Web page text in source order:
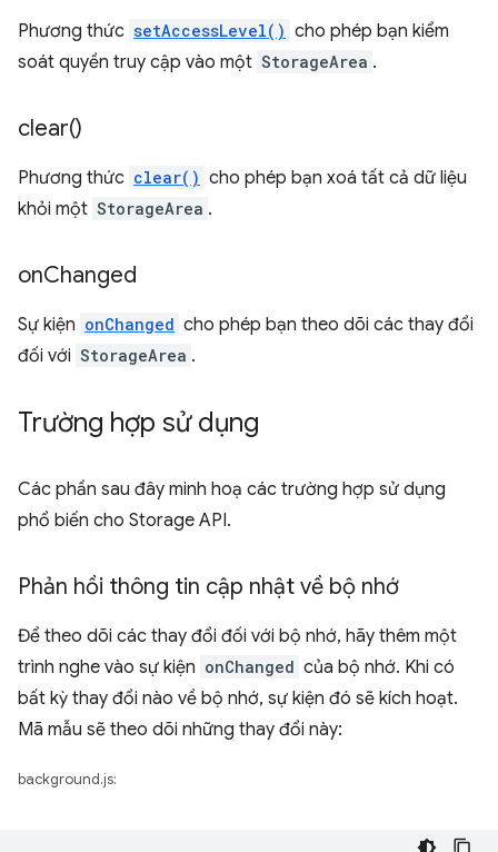
Phương thức setAccessLevel() cho phép bạn kiểm
soát quyền truy cập vào một StorageArea .
clear()
Phương thức clear() cho phép bạn xoá tất cả dữ liệu
khỏi một StorageArea .
onChanged
Sự kiện onChanged cho phép bạn theo dõi các thay đổi
đối với StorageArea .
Trường hợp sử dụng
Các phần sau đây minh hoạ các trường hợp sử dụng
phổ biến cho Storage API.
Phản hồi thông tin cập nhật về bộ nhớ
Để theo dõi các thay đổi đối với bộ nhớ, hãy thêm một
trình nghe vào sự kiện onChanged của bộ nhớ. Khi có
bất kỳ thay đổi nào về bộ nhớ, sự kiện đó sẽ kích hoạt.
Mã mẫu sẽ theo dõi những thay đổi này:
background.js: